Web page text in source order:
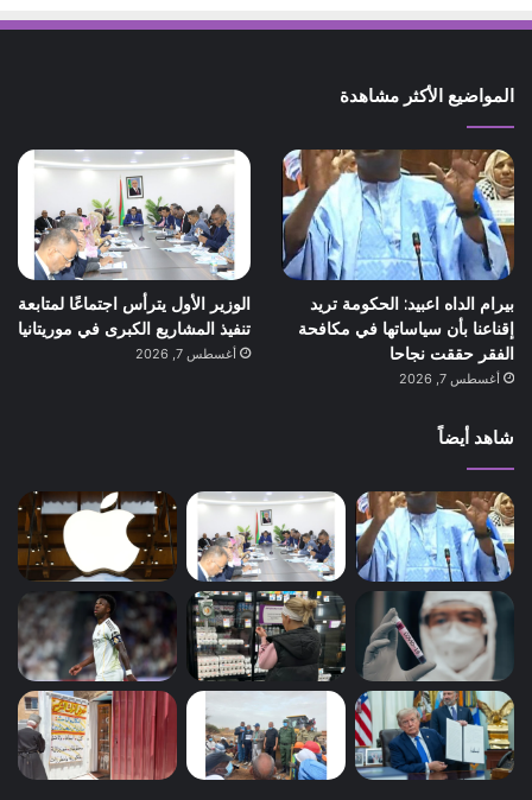
المواضيع الأكثر مشاهدة
بيرام الداه اعبيد: الحكومة تريد
إقناعنا بأن سياساتها في مكافحة
الفقر حققت نجاحا
أغسطس 7, 2026
الوزير الأول يترأس اجتماعًا لمتابعة
تنفيذ المشاريع الكبرى في موريتانيا
أغسطس 7, 2026
شاهد أيضاً